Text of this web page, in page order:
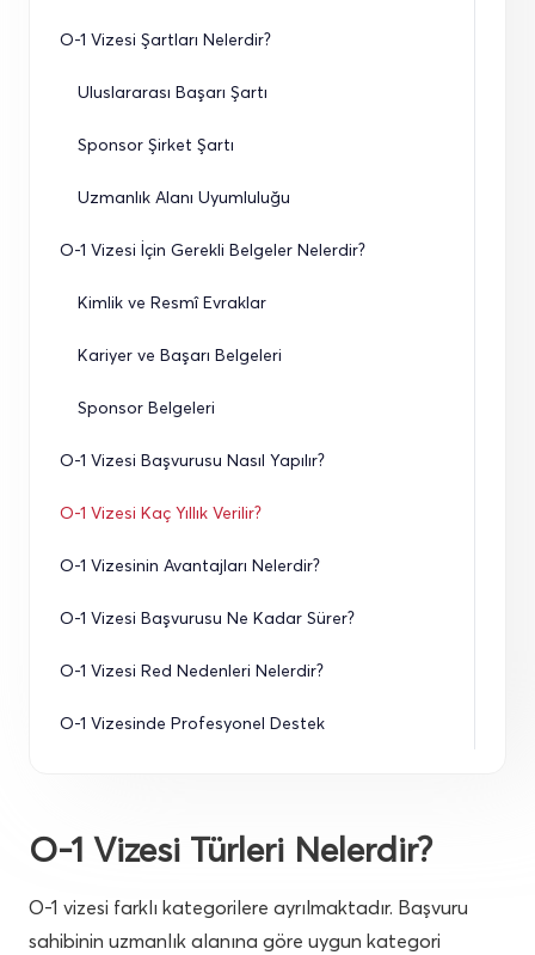
O-1 Vizesi Şartları Nelerdir?
Uluslararası Başarı Şartı
Sponsor Şirket Şartı
Uzmanlık Alanı Uyumluluğu
O-1 Vizesi İçin Gerekli Belgeler Nelerdir?
Kimlik ve Resmî Evraklar
Kariyer ve Başarı Belgeleri
Sponsor Belgeleri
O-1 Vizesi Başvurusu Nasıl Yapılır?
O-1 Vizesi Kaç Yıllık Verilir?
O-1 Vizesinin Avantajları Nelerdir?
O-1 Vizesi Başvurusu Ne Kadar Sürer?
O-1 Vizesi Red Nedenleri Nelerdir?
O-1 Vizesinde Profesyonel Destek
O-1 Vizesi Türleri Nelerdir?
O-1 vizesi farklı kategorilere ayrılmaktadır. Başvuru
sahibinin uzmanlık alanına göre uygun kategori